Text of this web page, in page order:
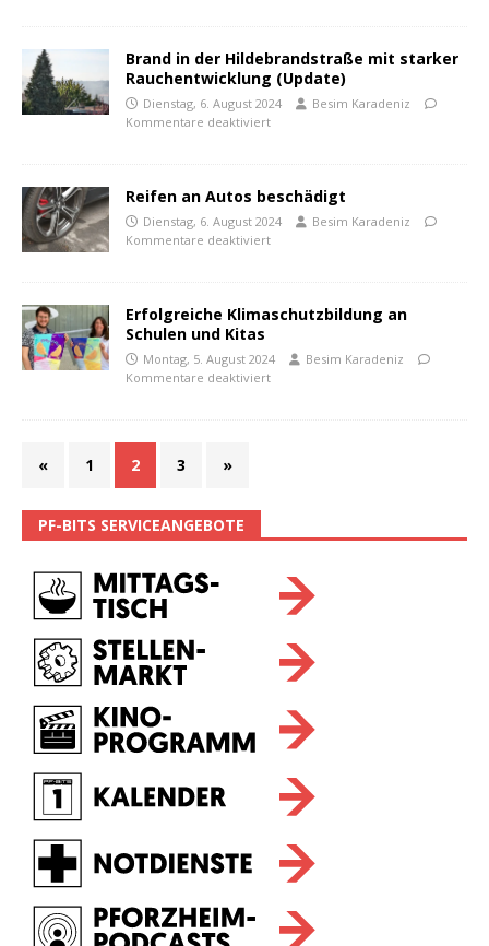
Brand in der Hildebrandstraße mit starker
Rauchentwicklung (Update)
Dienstag, 6. August 2024
Besim Karadeniz
Kommentare deaktiviert
Reifen an Autos beschädigt
Dienstag, 6. August 2024
Besim Karadeniz
Kommentare deaktiviert
Erfolgreiche Klimaschutzbildung an
Schulen und Kitas
Montag, 5. August 2024
Besim Karadeniz
Kommentare deaktiviert
« 1 2 3 »
PF-BITS SERVICEANGEBOTE